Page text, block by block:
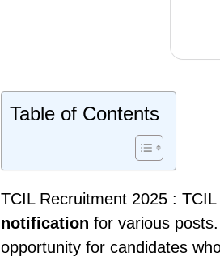
Table of Contents
TCIL Recruitment 2025 :
notification for various
opportunity for candidates